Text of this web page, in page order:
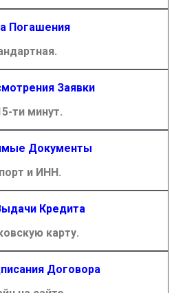
Погашения
Заявки
ти минут.
Документы
и ИНН.
Кредита
карту.
Договора